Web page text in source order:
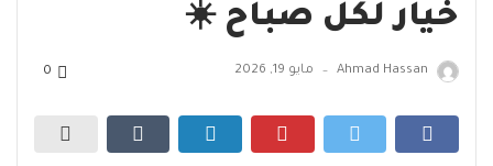
خيار لكل صباح ☀️
Ahmad Hassan
— مايو 19, 2026 0